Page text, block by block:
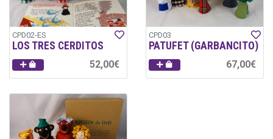
CPD02-ES
LOS TRES CERDITOS
52,00€
CPD03
PATUFET (GARBANCITO)
67,00€